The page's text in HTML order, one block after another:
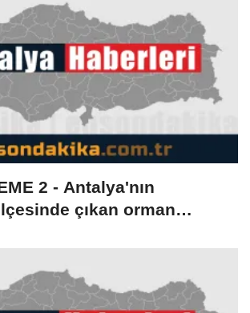
2 - Antalya'nın
çıkan orman